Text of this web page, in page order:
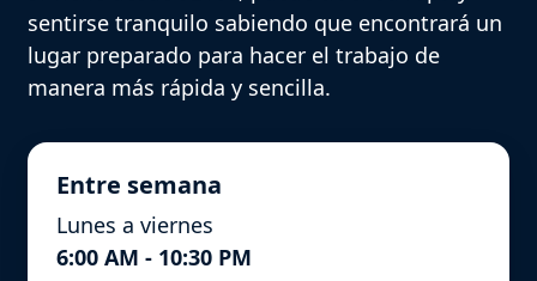
sentirse tranquilo sabiendo que encontrará un
lugar preparado para hacer el trabajo de
manera más rápida y sencilla.
Entre semana
Lunes a viernes
6:00 AM - 10:30 PM